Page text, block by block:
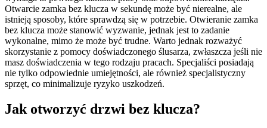
Otwarcie zamka bez klucza w sekundę może być nierealne, ale
istnieją sposoby, które sprawdzą się w potrzebie. Otwieranie zamka
bez klucza może stanowić wyzwanie, jednak jest to zadanie
wykonalne, mimo że może być trudne. Warto jednak rozważyć
skorzystanie z pomocy doświadczonego ślusarza, zwłaszcza jeśli nie
masz doświadczenia w tego rodzaju pracach. Specjaliści posiadają
nie tylko odpowiednie umiejętności, ale również specjalistyczny
sprzęt, co minimalizuje ryzyko uszkodzeń.
Jak otworzyć drzwi bez klucza?